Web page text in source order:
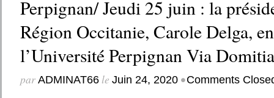
Perpignan/ Jeudi 25 juin : la
Région Occitanie, Carole Delga,
l’Université Perpignan Via
par ADMINAT66le Juin 24, 2020 •Comments